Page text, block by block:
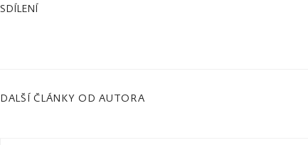
SDÍLENÍ
DALŠÍ ČLÁNKY OD AUTORA